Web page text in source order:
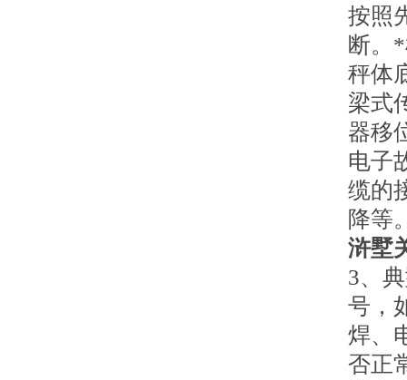
按照
断。
秤体
梁式
器移
电子
缆的
降等
浒墅
3、
号，
焊、
否正